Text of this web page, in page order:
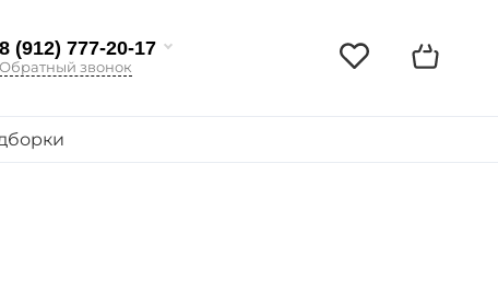
8 (912) 777-20-17
Обратный звонок